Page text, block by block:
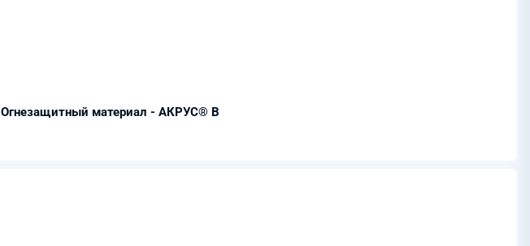
Огнезащитный материал - АКРУС® В